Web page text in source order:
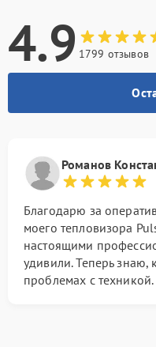
4.9 1799 отзывов
Романов
Благодарю за
моего тепловизора
настоящими
удивили. Теперь
проблемах с техникой.